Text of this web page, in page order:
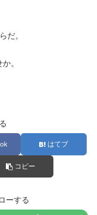
だ。
。
はてブ
コピー
ーする